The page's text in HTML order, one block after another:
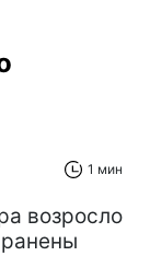
1 мин
возросло